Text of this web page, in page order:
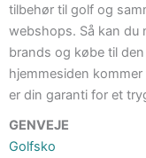
tilbehør til golf og
webshops. Så kan
brands og købe til
hjemmesiden
er din garanti for et
GENVEJE
Golfsko